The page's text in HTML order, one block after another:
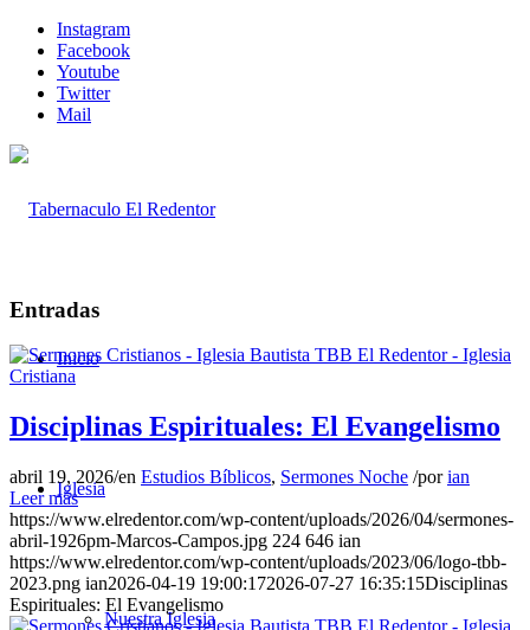
Instagram
Facebook
Youtube
Twitter
Mail
Inicio
Iglesia
Nuestra Iglesia
Entradas
Disciplinas Espirituales: El Evangelismo
abril 19, 2026/en Estudios Bíblicos, Sermones Noche /porian
Leer más
https://www.elredentor.com/wp-content/uploads/2026/04/sermones-
abril-1926pm-Marcos-Campos.jpg 224 646 ian
https://www.elredentor.com/wp-content/uploads/2023/06/logo-tbb-
2023.png ian2026-04-19 19:00:172026-07-27 16:35:15Disciplinas
Espirituales: El Evangelismo